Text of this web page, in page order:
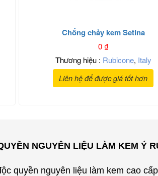
Chống chảy kem Setina
0₫
Thương hiệu : Rubicone, Italy
Liên hệ để được giá tốt hơn
NGUYÊN LIỆU LÀM KEM Ý
quyền nguyên liệu làm kem cao